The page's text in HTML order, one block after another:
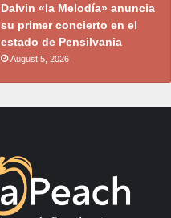
Dalvin «la Melodía» anuncia
su primer concierto en el
estado de Pensilvania
August 5, 2026